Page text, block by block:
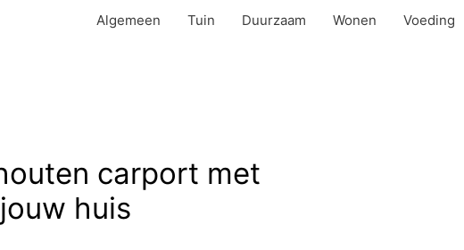
Algemeen Tuin Duurzaam Wonen Voeding
carport met
huis